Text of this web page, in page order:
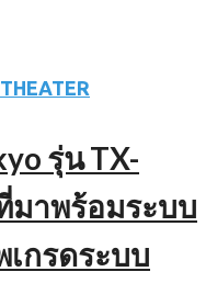
รุ่น TX-
มาพร้อมระบบ
เกรดระบบ